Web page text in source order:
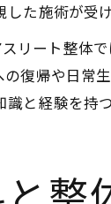
た施術が受
リート整体
の復帰や日常
と経験を持